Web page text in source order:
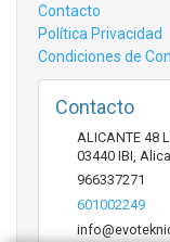
Contacto
Política Privacidad
Condiciones de
Contacto
ALICANTE 48
03440 IBI
966337271
601002249